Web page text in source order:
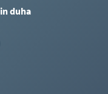
duha